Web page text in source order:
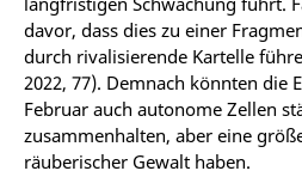
davor, dass dies zu einer
durch rivalisierende Kartelle
2022, 77). Demnach könnten die
Februar auch autonome Zellen
zusammenhalten, aber eine
räuberischer Gewalt haben.